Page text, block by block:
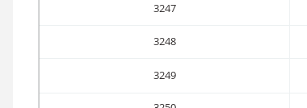
3247
3248
3249